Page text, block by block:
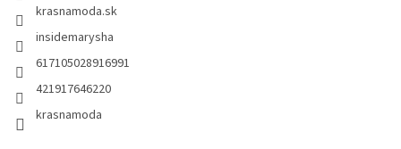
krasnamoda.sk
insidemarysha
617105028916991
421917646220
krasnamoda